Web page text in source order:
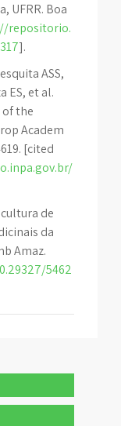
UFRR. Boa
repositorio.
].
ASS,
ES, et al.
the
Academ
[cited
de
da
Amaz.
5462